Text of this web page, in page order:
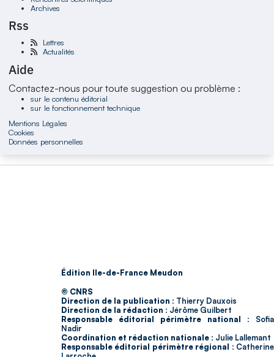
Archives
Rss
Lettres
Actualités
Aide
Contactez-nous pour toute suggestion ou problème :
sur le contenu éditorial
sur le fonctionnement technique
Mentions Légales
Cookies
Données personnelles
Édition Ile-de-France Meudon
© CNRS
Direction de la publication : Thierry Dauxois
Direction de la rédaction : Jérôme Guilbert
Responsable éditorial périmètre national : Sofia
Nadir
Coordination et rédaction nationale : Julie Lallemant
Responsable éditorial périmètre régional : Catherine